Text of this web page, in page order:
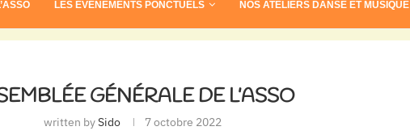
LES ÉVÉNEMENTS PONCTUELS NOS ATELIERS DANSE ET MUSIQUE
GÉNÉRALE DE L’ASSO
written bySido 7 octobre 2022